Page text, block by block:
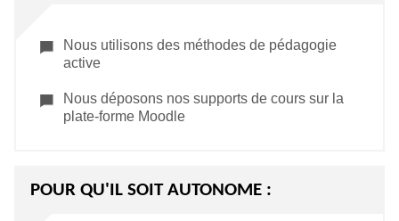
Nous utilisons des méthodes de pédagogie
active
Nous déposons nos supports de cours sur la
plate-forme Moodle
POUR QU'IL SOIT AUTONOME :